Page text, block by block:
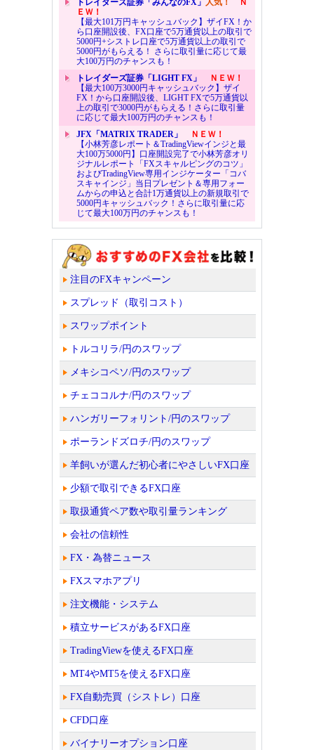
ＥＷ！
【最大101万円キャッシュバック】ザイFX！か
ら口座開設後、FX口座で5万通貨以上の取引で
5000円+シストレ口座で5万通貨以上の取引で
5000円がもらえる！ さらに取引量に応じて最
大100万円のチャンスも！
トレイダーズ証券「LIGHT FX」
ＮＥＷ！
【最大100万3000円キャッシュバック】ザイ
FX！から口座開設後、LIGHT FXで5万通貨以
上の取引で3000円がもらえる！さらに取引量
に応じて最大100万円のチャンスも！
JFX「MATRIX TRADER」
ＮＥＷ！
【小林芳彦レポート＆TradingViewインジと最
大100万5000円】口座開設完了で小林芳彦オリ
ジナルレポート「FXスキャルピングのコツ」
およびTradingView専用インジケーター「コバ
スキャインジ」当日プレゼント＆専用フォー
ムからの申込と合計1万通貨以上の新規取引で
5000円キャッシュバック！さらに取引量に応
じて最大100万円のチャンスも！
注目のFXキャンペーン
スプレッド（取引コスト）
スワップポイント
トルコリラ/円のスワップ
メキシコペソ/円のスワップ
チェココルナ/円のスワップ
ハンガリーフォリント/円のスワップ
ポーランドズロチ/円のスワップ
羊飼いが選んだ初心者にやさしいFX口座
少額で取引できるFX口座
取扱通貨ペア数や取引量ランキング
会社の信頼性
FX・為替ニュース
FXスマホアプリ
注文機能・システム
積立サービスがあるFX口座
TradingViewを使えるFX口座
MT4やMT5を使えるFX口座
FX自動売買（シストレ）口座
CFD口座
バイナリーオプション口座